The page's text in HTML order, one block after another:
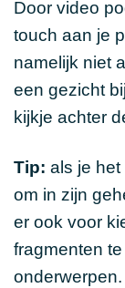
Door video
touch aan je
namelijk niet
een gezicht
kijkje achter
Tip: als je
om in zijn
er ook voor
fragmenten